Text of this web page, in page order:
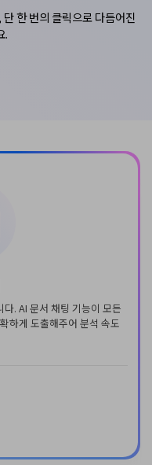
한 번의 클릭으로 다듬어진
.
로 연결
, 제안서를 관리합니다. 이 도구를
를 한 곳에서 통합하여 더욱 빠르
."